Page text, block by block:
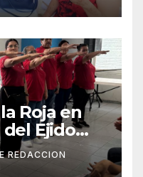
Roja en
del Ejido
Lázaro
REDACCION